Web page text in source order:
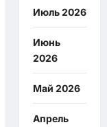
Июль 2026
Июнь
2026
Май 2026
Апрель